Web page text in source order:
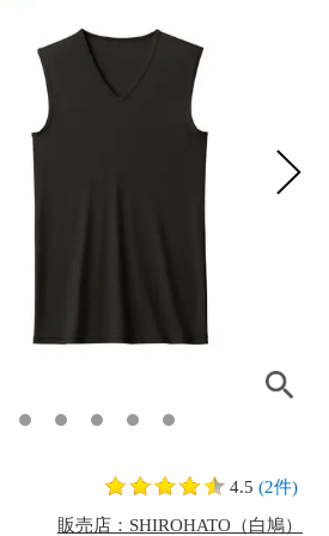
4.5 (2件)
販売店：SHIROHATO（白鳩）